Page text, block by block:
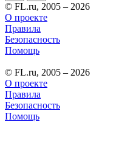
© FL.ru, 2005 – 2026
О проекте
Правила
Безопасность
Помощь
© FL.ru, 2005 – 2026
О проекте
Правила
Безопасность
Помощь